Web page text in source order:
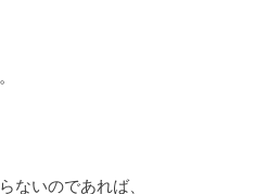
ないのであれば、